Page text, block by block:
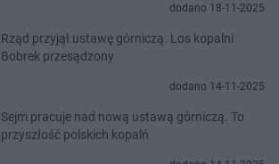
dodano 18-11-2025
Rząd przyjął ustawę górniczą. Los kopalni
Bobrek przesądzony
dodano 14-11-2025
Sejm pracuje nad nową ustawą górniczą. To
przyszłość polskich kopalń